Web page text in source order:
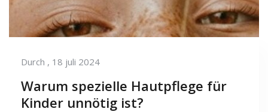
Durch , 18 juli 2024
Warum spezielle Hautpflege für
Kinder unnötig ist?